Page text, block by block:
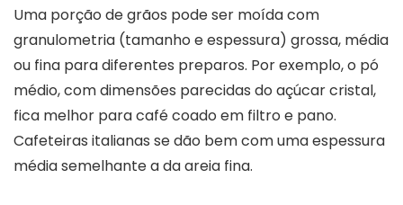
Uma porção de grãos pode ser moída com
granulometria (tamanho e espessura) grossa, média
ou fina para diferentes preparos. Por exemplo, o pó
médio, com dimensões parecidas do açúcar cristal,
fica melhor para café coado em filtro e pano.
Cafeteiras italianas se dão bem com uma espessura
média semelhante a da areia fina.